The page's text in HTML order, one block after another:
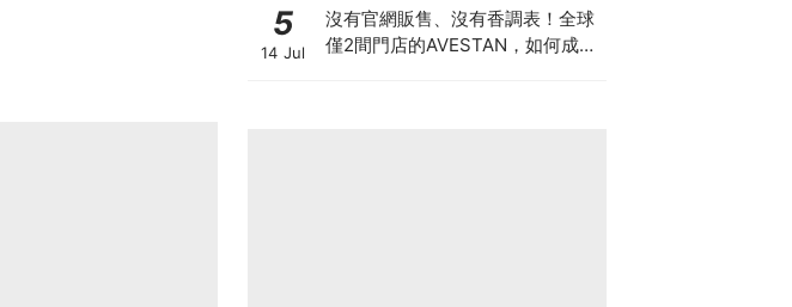
5
14 Jul
沒有官網販售、沒有香調表！全球
僅2間門店的AVESTAN，如何成為